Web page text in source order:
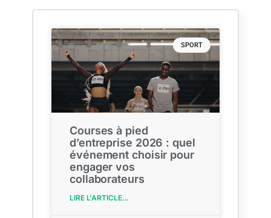
SPORT
Courses à pied
d’entreprise 2026 : quel
événement choisir pour
engager vos
collaborateurs
LIRE L'ARTICLE...